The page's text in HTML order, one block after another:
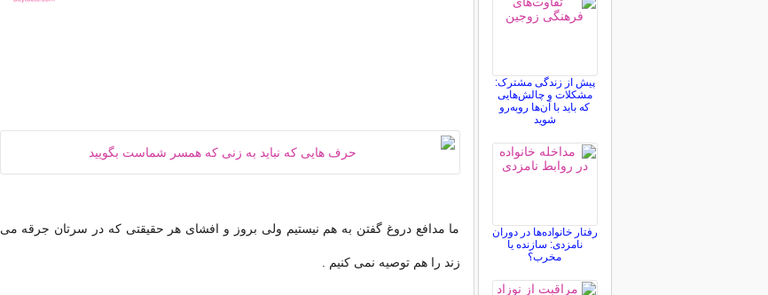
ما مدافع دروغ گفتن به هم نیستیم ولی بروز و افشای هر حقیقتی كه در سرتان جرقه می
زند را هم توصیه نمی كنیم .
پیش از زندگی مشترک:
مشکلات و چالش‌هایی
که باید با آن‌ها روبه‌رو
شوید
رفتار خانواده‌ها در دوران
نامزدی: سازنده یا
مخرب؟